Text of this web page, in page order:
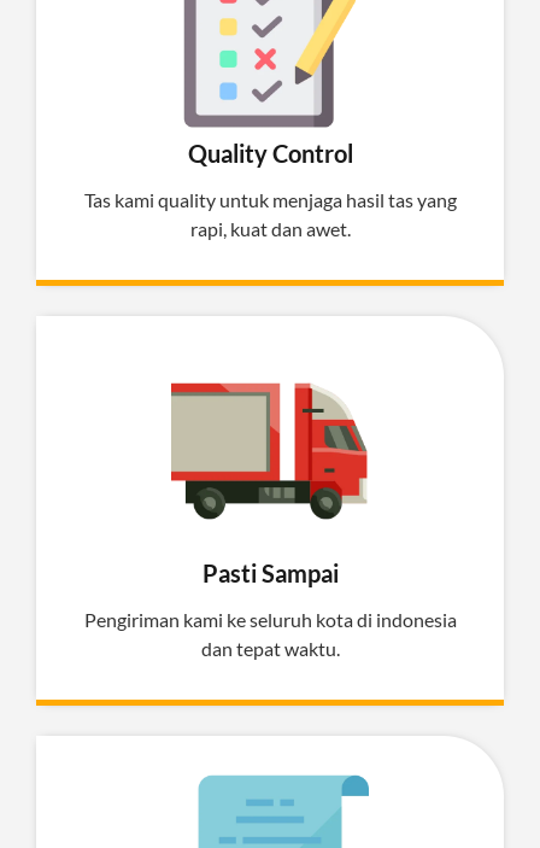
Quality Control
Tas kami quality untuk menjaga hasil tas yang
rapi, kuat dan awet.
Pasti Sampai
Pengiriman kami ke seluruh kota di indonesia
dan tepat waktu.